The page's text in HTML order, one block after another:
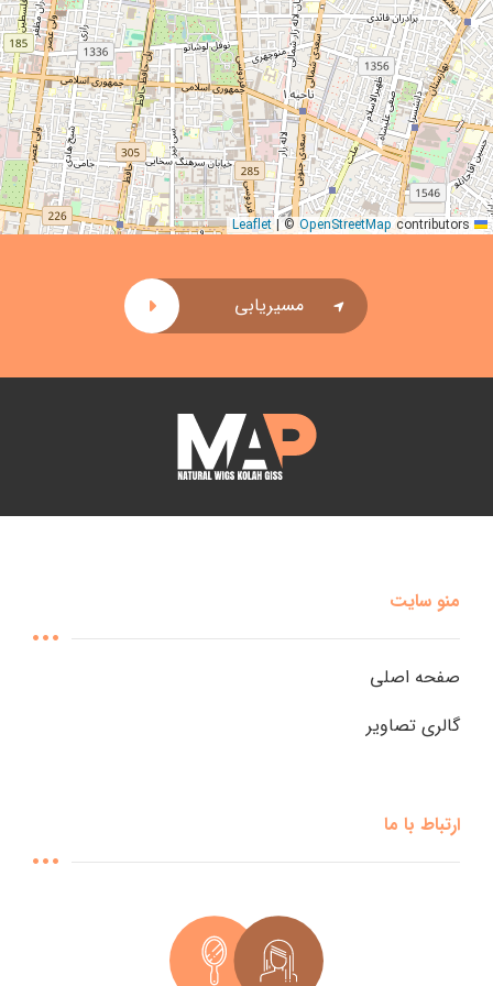
منو سایت
صفحه اصلی
گالری تصاویر
ارتباط با ما
|© OpenStreetMapcontributors
مسیریابی